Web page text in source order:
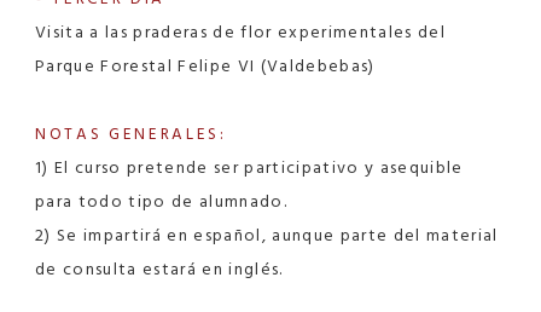
Visita a las praderas de flor experimentales del
Parque Forestal Felipe VI (Valdebebas)
NOTAS GENERALES:
1) El curso pretende ser participativo y asequible
para todo tipo de alumnado.
2) Se impartirá en español, aunque parte del material
de consulta estará en inglés.